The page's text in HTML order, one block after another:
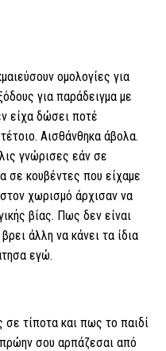
ομολογίες για
για παράδειγμα με
είχα δώσει ποτέ
Αισθάνθηκα άβολα.
γνώρισες εάν σε
σε κουβέντες που είχαμε
χωρισμό άρχισαν να
βίας. Πως δεν είναι
άλλη να κάνει τα ίδια
εγώ.
τίποτα και πως το παιδί
σου αρπάζεσαι από